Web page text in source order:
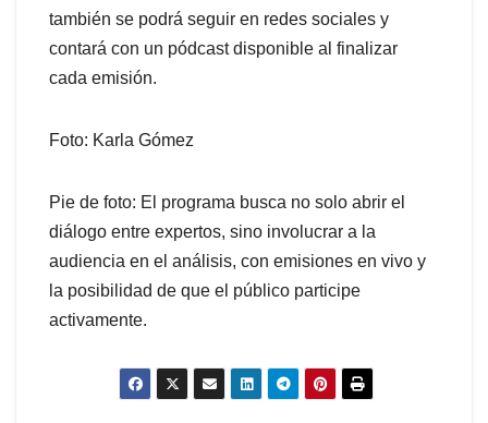
también se podrá seguir en redes sociales y
contará con un pódcast disponible al finalizar
cada emisión.
Foto: Karla Gómez
Pie de foto: El programa busca no solo abrir el
diálogo entre expertos, sino involucrar a la
audiencia en el análisis, con emisiones en vivo y
la posibilidad de que el público participe
activamente.